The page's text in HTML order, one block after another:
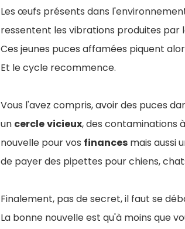
Les œufs présents dans
ressentent les vibrations produites par
Ces jeunes puces affamées piquent
Et le cycle recommence.
Vous l'avez compris, avoir des puces
un cerclevicieux, des contaminations
nouvelle pour vos finances mais aussi
de payer des pipettes pour chiens,
Finalement, pas de secret, il faut se
La bonne nouvelle est qu'à moins que